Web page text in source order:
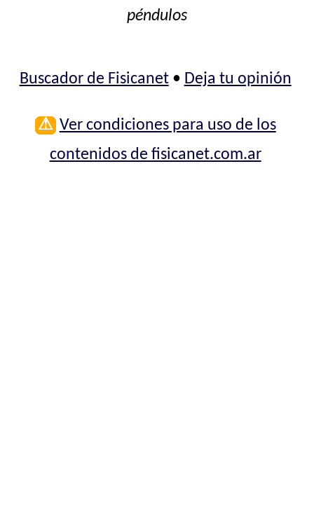
péndulos
Buscador de Fisicanet• Deja tu opinión
⚠ Ver condiciones para uso de los
contenidos de fisicanet.com.ar